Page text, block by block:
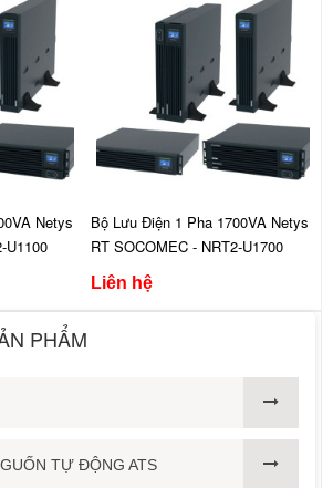
Netys
U1100
Bộ Lưu Điện 1 Pha 1700VA Netys
RT SOCOMEC - NRT2-U1700
Liên hệ
PHẨM
TỰ ĐỘNG ATS